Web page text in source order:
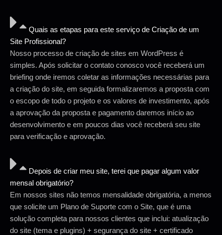
Quais as etapas para este serviço de Criação de um
Site Profissional?
Nosso processo de criação de sites em WordPress é
simples. Após solicitar o contato conosco você receberá um
briefing onde iremos coletar as informações necessárias para
a criação do site, em seguida formalizaremos a proposta com
o escopo de todo o projeto e os valores de investimento, após
a aprovação da proposta e pagamento daremos início ao
desenvolvimento e em poucos dias você receberá seu site
para verificação e aprovação.
Depois de criar meu site, terei que pagar algum valor
mensal obrigatório?
Em nossos sites não temos mensalidade obrigatória, a menos
que solicite um Plano de Suporte com o Site, que é uma
solução completa para nossos clientes que inclui: atualização
do site (tema e plugins) + segurança do site + certificado